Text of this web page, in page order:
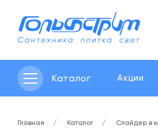
Каталог Акции
Главная Каталог Слайдер в